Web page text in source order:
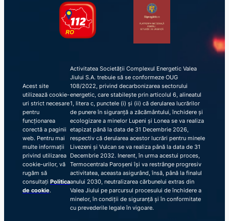
Acest site
utilizează cookie-
uri strict necesare
pentru
funcționarea
corectă a paginii
web. Pentru mai
multe informații
privind utilizarea
cookie-urilor, vă
rugăm să
consultați Politica
de cookie.
Activitatea Societății Complexul Energetic Valea
Jiului S.A. trebuie să se conformeze OUG
108/2022, privind decarbonizarea sectorului
energetic, care stabilește prin articolul 6, alineatul
1, litera c, punctele (i) și (ii) că derularea lucrărilor
de punere în siguranță a zăcământului, închidere și
ecologizare a minelor Lupeni și Lonea se va realiza
etapizat până la data de 31 Decembrie 2026,
respectiv că derularea acestor lucrări pentru minele
Livezeni și Vulcan se va realiza până la data de 31
Decembrie 2032. Inerent, în urma acestui proces,
Termocentrala Paroșeni își va restrânge progresiv
activitatea, aceasta asigurând, însă, până la finalul
anului 2030, neutralizarea cărbunelui extras din
Valea Jiului pe parcursul procesului de închidere a
minelor, în condiții de siguranță și în conformitate
cu prevederile legale în vigoare.